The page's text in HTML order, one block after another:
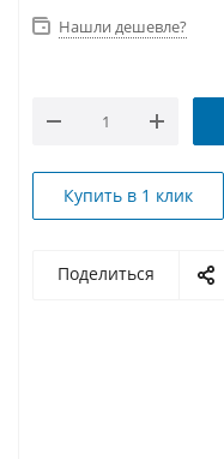
Нашли дешевле?
Купить в 1 клик
Поделиться